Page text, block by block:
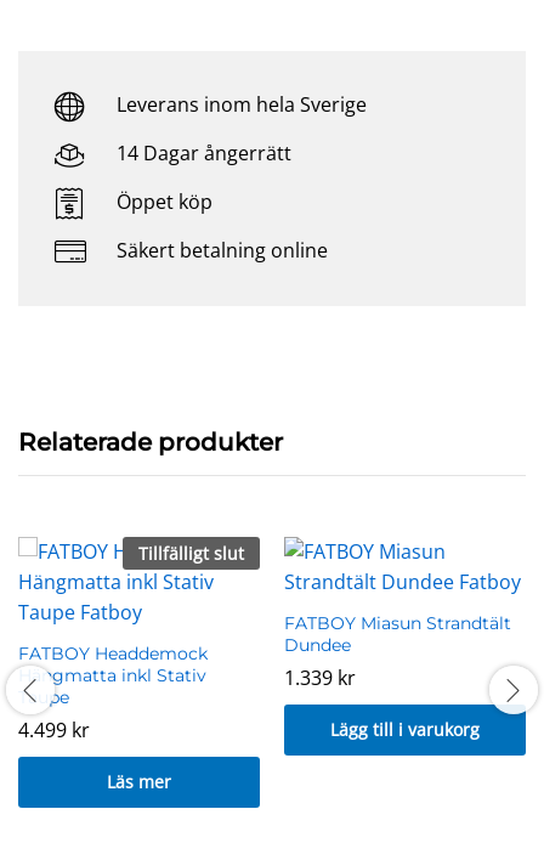
Leverans inom hela Sverige
14 Dagar ångerrätt
Öppet köp
Säkert betalning online
Relaterade produkter
Tillfälligt slut
FATBOY Headdemock
Hängmatta inkl Stativ
Taupe
4.499 kr
Läs mer
FATBOY Miasun Strandtält
Dundee
1.339 kr
Lägg till i varukorg